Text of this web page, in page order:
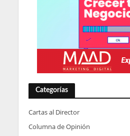
Categorías
Cartas al Director
Columna de Opinión